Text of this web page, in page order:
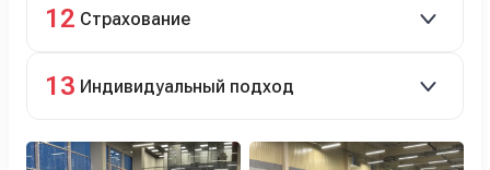
12 Страхование
бонусами для клиентов.
13 Индивидуальный подход
оформлением.